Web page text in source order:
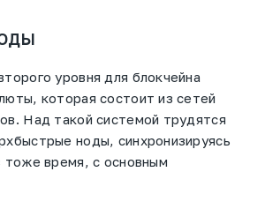
уровня для блокчейна
которая состоит из сетей
Над такой системой трудятся
ноды, синхронизируясь
время, с основным